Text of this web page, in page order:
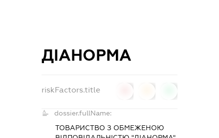
ДІАНОРМА
riskFactors.title
dossier.fullName:
ТОВАРИСТВО З ОБМЕЖЕНОЮ